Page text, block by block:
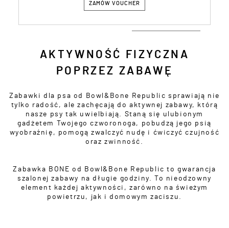
ZAMÓW VOUCHER
AKTYWNOŚĆ FIZYCZNA
POPRZEZ ZABAWĘ
Zabawki dla psa od Bowl&Bone Republic sprawiają nie
tylko radość, ale zachęcają do aktywnej zabawy, którą
nasze psy tak uwielbiają. Staną się ulubionym
gadżetem Twojego czworonoga, pobudzą jego psią
wyobraźnię, pomogą zwalczyć nudę i ćwiczyć czujność
oraz zwinność.
Zabawka BONE od Bowl&Bone Republic to gwarancja
szalonej zabawy na długie godziny. To nieodzowny
element każdej aktywności, zarówno na świeżym
powietrzu, jak i domowym zaciszu.